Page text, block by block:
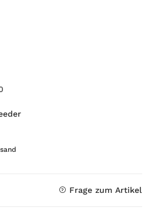
Frage zum Artikel